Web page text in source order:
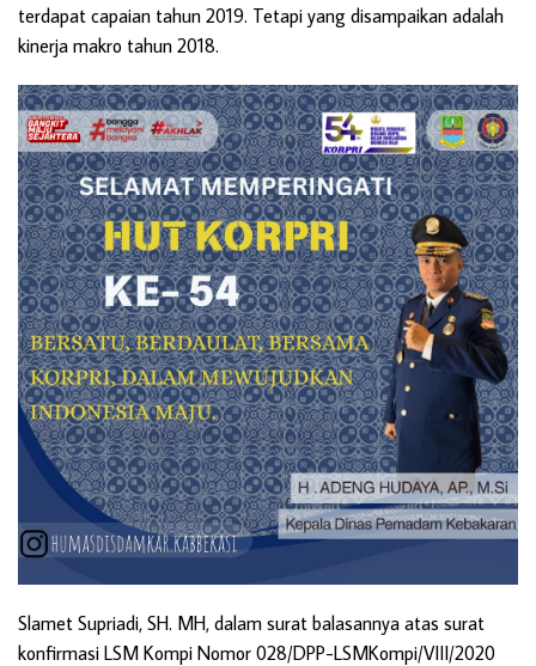
terdapat capaian tahun 2019. Tetapi yang disampaikan adalah
kinerja makro tahun 2018.
Slamet Supriadi, SH. MH, dalam surat balasannya atas surat
konfirmasi LSM Kompi Nomor 028/DPP-LSMKompi/VIII/2020